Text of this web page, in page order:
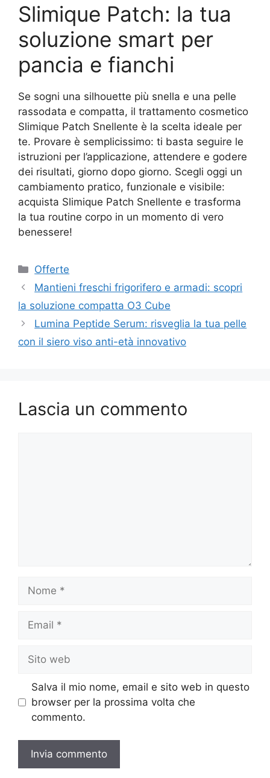
Slimique Patch: la tua
soluzione smart per
pancia e fianchi
Se sogni una silhouette più snella e una pelle
rassodata e compatta, il trattamento cosmetico
Slimique Patch Snellente è la scelta ideale per
te. Provare è semplicissimo: ti basta seguire le
istruzioni per l’applicazione, attendere e godere
dei risultati, giorno dopo giorno. Scegli oggi un
cambiamento pratico, funzionale e visibile:
acquista Slimique Patch Snellente e trasforma
la tua routine corpo in un momento di vero
benessere!
Categorie
Offerte
Mantieni freschi frigorifero e armadi: scopri
la soluzione compatta O3 Cube
Lumina Peptide Serum: risveglia la tua pelle
con il siero viso anti-età innovativo
Lascia un commento
web
Salva il mio nome, email e sito web in questo
browser per la prossima volta che
commento.